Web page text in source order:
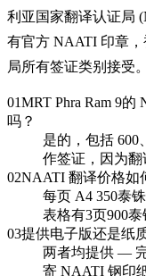
利亚国家翻译认证局
有官方 NAATI 印章
局所有签证类别接受。
01MRT Phra Ram 9
吗？
是的，包括 600
作签证，因为翻
02NAATI 翻译价格如
每页 A4 350泰
表格有3页900泰
03提供电子版还是纸
两者均提供 —
寄 NAATI 钢印